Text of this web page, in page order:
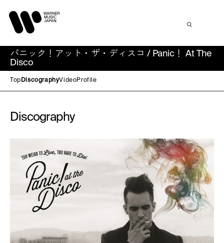
パニック！アット・ザ・ディスコ / Panic！ At The
Disco
Top DiscographyVideoProfile
Discography